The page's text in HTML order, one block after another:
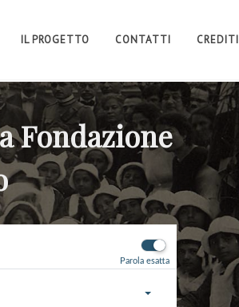
IL PROGETTO CONTATTI CREDITI
Fondazione
Parola esatta